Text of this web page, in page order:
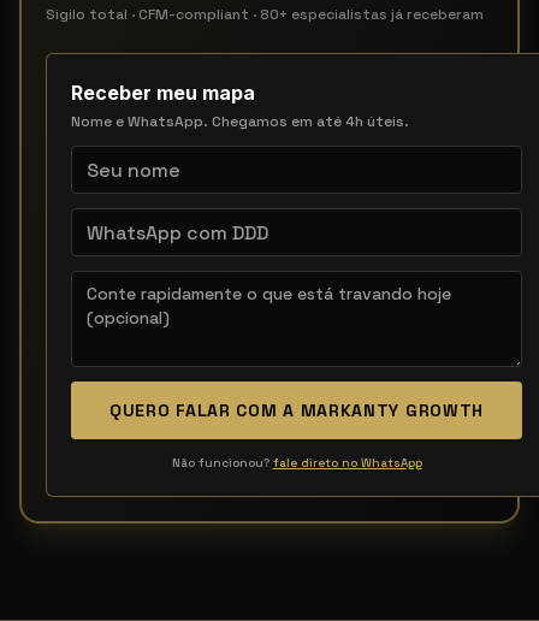
Sigilo total · CFM-compliant · 80+ especialistas já receberam
Receber meu mapa
Nome e WhatsApp. Chegamos em até 4h úteis.
QUERO FALAR COM A MARKANTY GROWTH
Não funcionou? fale direto no WhatsApp